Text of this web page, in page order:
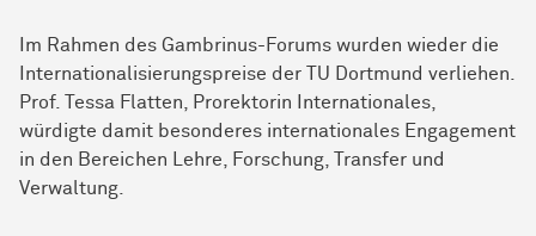
Im Rahmen des Gambrinus-Forums wurden wieder die
Internationalisierungspreise der TU Dortmund verliehen.
Prof. Tessa Flatten, Prorektorin Internationales,
würdigte damit besonderes inter­nationales Engagement
in den Bereichen Lehre, Forschung, Transfer und
Verwaltung.